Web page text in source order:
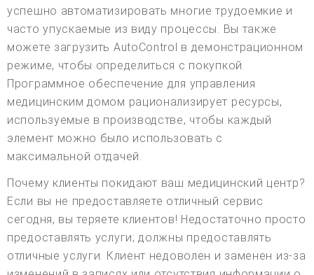
успешно автоматизировать многие трудоемкие и
часто упускаемые из виду процессы. Вы также
можете загрузить AutoControl в демонстрационном
режиме, чтобы определиться с покупкой.
Программное обеспечение для управления
медицинским домом рационализирует ресурсы,
используемые в производстве, чтобы каждый
элемент можно было использовать с
максимальной отдачей.
Почему клиенты покидают ваш медицинский центр?
Если вы не предоставляете отличный сервис
сегодня, вы теряете клиентов! Недостаточно просто
предоставлять услуги; должны предоставлять
отличные услуги. Клиент недоволен и заменен из-за